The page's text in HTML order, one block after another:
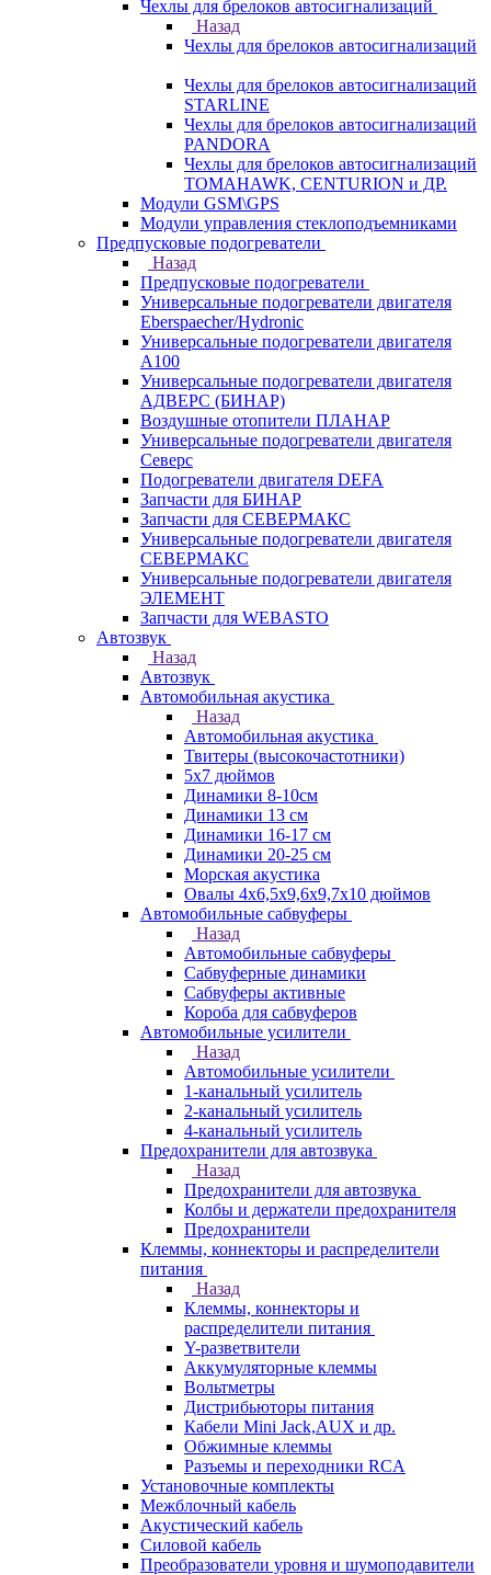
Чехлы для брелоков автосигнализаций
Назад
Чехлы для брелоков автосигнализаций
Чехлы для брелоков автосигнализаций
STARLINE
Чехлы для брелоков автосигнализаций
PANDORA
Чехлы для брелоков автосигнализаций
TOMAHAWK, CENTURION и ДР.
Модули GSM\GPS
Модули управления стеклоподъемниками
Предпусковые подогреватели
Назад
Предпусковые подогреватели
Универсальные подогреватели двигателя
Eberspaecher/Hydronic
Универсальные подогреватели двигателя
A100
Универсальные подогреватели двигателя
АДВЕРС (БИНАР)
Воздушные отопители ПЛАНАР
Универсальные подогреватели двигателя
Северс
Подогреватели двигателя DEFA
Запчасти для БИНАР
Запчасти для СЕВЕРМАКС
Универсальные подогреватели двигателя
СЕВЕРМАКС
Универсальные подогреватели двигателя
ЭЛЕМЕНТ
Запчасти для WEBASTO
Автозвук
Назад
Автозвук
Автомобильная акустика
Назад
Автомобильная акустика
Твитеры (высокочастотники)
5x7 дюймов
Динамики 8-10см
Динамики 13 см
Динамики 16-17 см
Динамики 20-25 см
Морская акустика
Овалы 4х6,5х9,6x9,7х10 дюймов
Автомобильные сабвуферы
Назад
Автомобильные сабвуферы
Сабвуферные динамики
Сабвуферы активные
Короба для сабвуферов
Автомобильные усилители
Назад
Автомобильные усилители
1-канальный усилитель
2-канальный усилитель
4-канальный усилитель
Предохранители для автозвука
Назад
Предохранители для автозвука
Колбы и держатели предохранителя
Предохранители
Клеммы, коннекторы и распределители
питания
Назад
Клеммы, коннекторы и
распределители питания
Y-разветвители
Аккумуляторные клеммы
Вольтметры
Дистрибьюторы питания
Кабели Mini Jack,AUX и др.
Обжимные клеммы
Разъемы и переходники RCA
Установочные комплекты
Межблочный кабель
Акустический кабель
Силовой кабель
Преобразователи уровня и шумоподавители